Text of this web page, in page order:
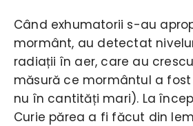
Când exhumatorii s-au
mormânt, au detectat
radiații în aer, care au
măsură ce mormântul a
nu în cantități mari). La
Curie părea a fi făcut din